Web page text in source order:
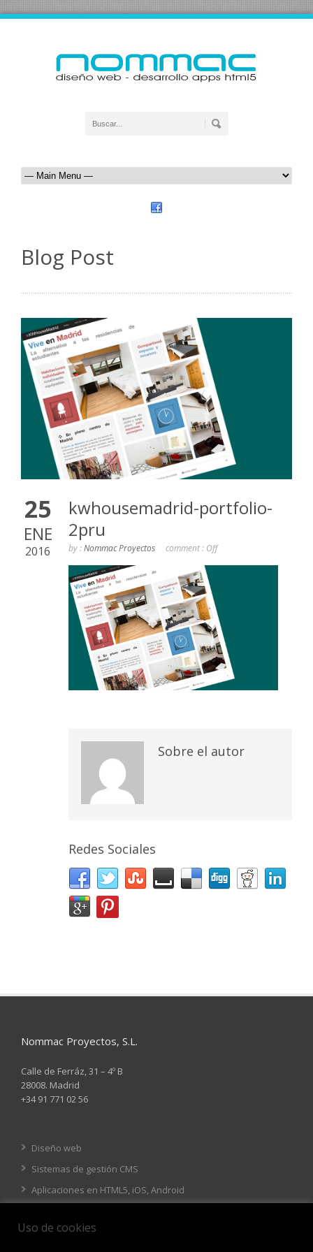
Blog Post
25
ENE
2016
kwhousemadrid-portfolio-
2pru
by :Nommac Proyectos comment : Off
Sobre el autor
Redes Sociales
Nommac Proyectos, S.L.
Calle de Ferráz, 31 – 4º B
28008. Madrid
+34 91 771 02 56
Diseño web
Sistemas de gestión CMS
Aplicaciones en HTML5, iOS, Android
Uso de cookies